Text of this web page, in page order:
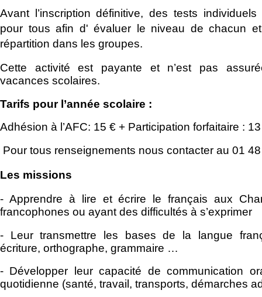
Avant l’inscription définitive, des tests
pour tous afin d' évaluer le niveau de chacun
répartition dans les groupes.
Cette activité est payante et n’est pas
vacances scolaires.
Tarifs pour l’année scolaire :
Adhésion à l’AFC: 15 € + Participation forfaitaire :
Pour tous renseignements nous contacter au 01
Les missions
- Apprendre à lire et écrire le français aux
francophones ou ayant des difficultés à s’exprimer
- Leur transmettre les bases de la langue
écriture, orthographe, grammaire …
- Développer leur capacité de communication
quotidienne (santé, travail, transports, démarches